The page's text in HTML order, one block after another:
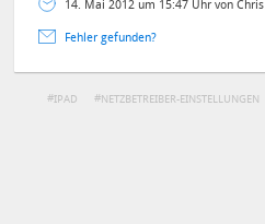
14. Mai 2012 um 15:47 Uhr von Chris
Fehler gefunden?
IPAD NETZBETREIBER-EINSTELLUNGEN